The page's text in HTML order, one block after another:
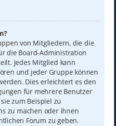
von Mitgliedern, die die
die Board-Administration
Jedes Mitglied kann
und jeder Gruppe können
Dies erleichtert es den
für mehrere Benutzer
zum Beispiel zu
zu machen oder ihnen
Forum zu geben.